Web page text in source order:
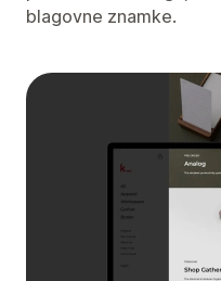
blagovne znamke.